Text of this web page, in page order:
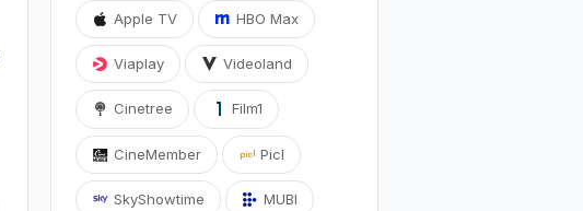
Apple TV HBO Max
Viaplay Videoland
Cinetree Film1
CineMember Picl
SkyShowtime MUBI